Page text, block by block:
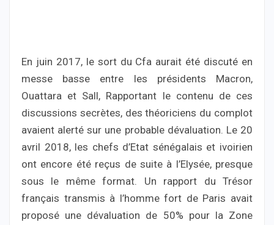
En juin 2017, le sort du Cfa aurait été discuté en
messe basse entre les présidents Macron,
Ouattara et Sall, Rapportant le contenu de ces
discussions secrètes, des théoriciens du complot
avaient alerté sur une probable dévaluation. Le 20
avril 2018, les chefs d’Etat sénégalais et ivoirien
ont encore été reçus de suite à l’Elysée, presque
sous le même format. Un rapport du Trésor
français transmis à l’homme fort de Paris avait
proposé une dévaluation de 50% pour la Zone